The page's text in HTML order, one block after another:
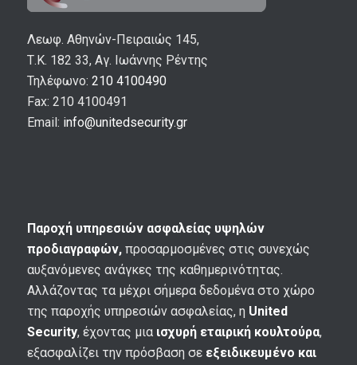
Λεωφ. Αθηνών-Πειραιώς 145,
Τ.Κ. 182 33, Αγ. Ιωάννης Ρέντης
Τηλέφωνο: 210 4100490
Fax: 210 4100491
Email: info@unitedsecurity.gr
Παροχή υπηρεσιών ασφαλείας υψηλών
προδιαγραφών,προσαρμοσμένες στις συνεχώς
αυξανόμενες ανάγκες της καθημερινότητας.
Αλλάζοντας τα μέχρι σήμερα δεδομένα στο χώρο
της παροχής υπηρεσιών ασφαλείας, η United
Security, έχοντας μια ισχυρή εταιρική κουλτούρα,
εξασφαλίζει την πρόσβαση σε εξειδικευμένο και